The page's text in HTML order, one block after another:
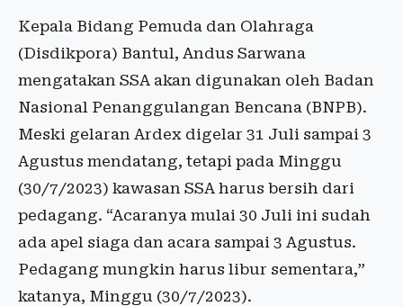
Kepala Bidang Pemuda dan Olahraga
(Disdikpora) Bantul, Andus Sarwana
mengatakan SSA akan digunakan oleh Badan
Nasional Penanggulangan Bencana (BNPB).
Meski gelaran Ardex digelar 31 Juli sampai 3
Agustus mendatang, tetapi pada Minggu
(30/7/2023) kawasan SSA harus bersih dari
pedagang. “Acaranya mulai 30 Juli ini sudah
ada apel siaga dan acara sampai 3 Agustus.
Pedagang mungkin harus libur sementara,”
katanya, Minggu (30/7/2023).